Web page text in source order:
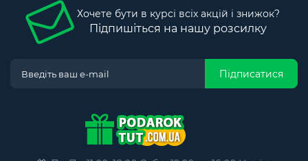
Хочете бути в курсі всіх акцій і знижок?
Підпишіться на нашу розсилку
Підписатися